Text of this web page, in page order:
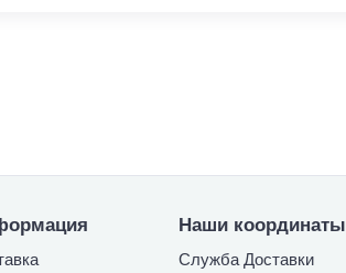
Наши координаты
Служба Доставки